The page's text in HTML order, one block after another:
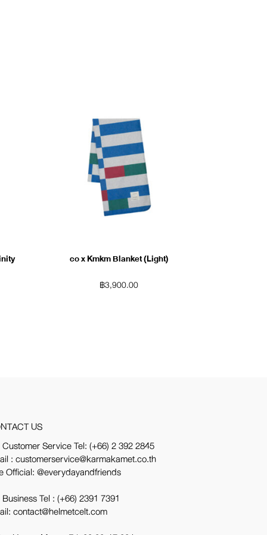
co x Kmkm Blanket (Light)
฿3,900.00
US
Customer Service Tel:(+66) 2 392 2845
: customerservice@karmakamet.co.th
Official:@everydayandfriends
Tel :(+66) 2391 7391
contact@helmetcelt.com